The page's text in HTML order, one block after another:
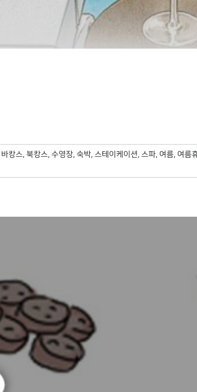
바캉스, 북캉스, 수영장, 숙박, 스테이케이션, 스파, 여름, 여름